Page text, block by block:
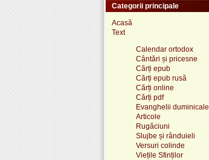
Categorii principale
Acasă
Text
Calendar ortodox
Cântări și pricesne
Cărți epub
Cărți epub rusă
Cărți online
Cărți pdf
Evanghelii duminicale
Articole
Rugăciuni
Slujbe și rânduieli
Versuri colinde
Viețile Sfinților